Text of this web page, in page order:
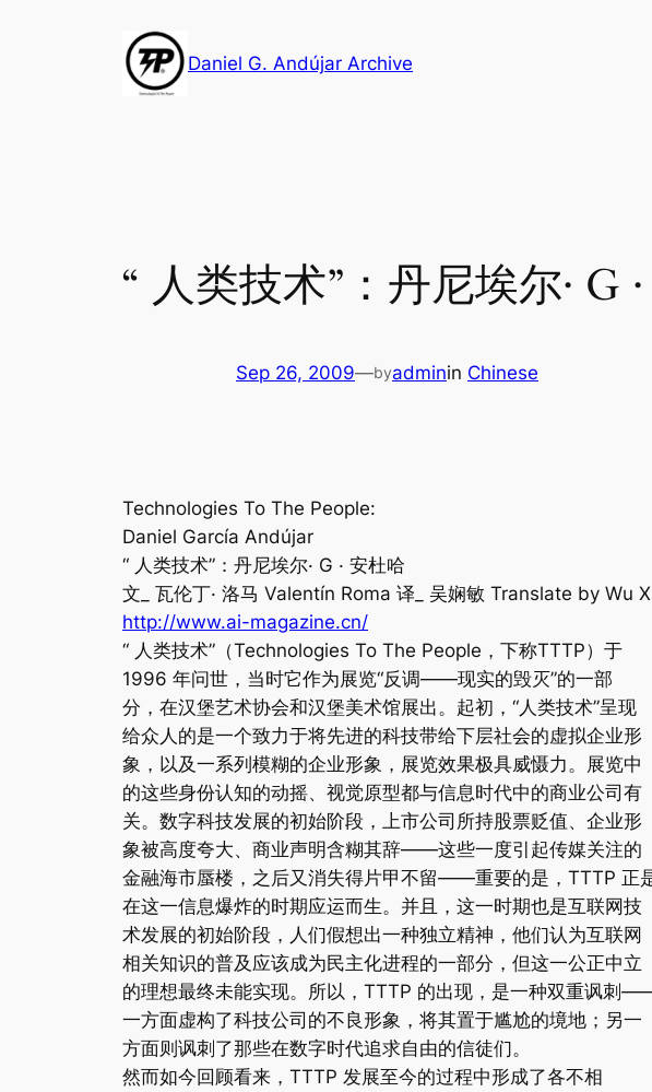
Daniel G. Andújar Archive
“ 人类技术”：丹尼埃尔· G
Sep 26, 2009—byadminin Chinese
Technologies To The People:
Daniel García Andújar
“ 人类技术”：丹尼埃尔· G · 安杜哈
文_ 瓦伦丁· 洛马 Valentín Roma 译_ 吴娴敏 Translate by
http://www.ai-magazine.cn/
“ 人类技术”（Technologies To The People，下称TTTP）于
1996 年问世，当时它作为展览“反调——现实的毁灭”的一部
分，在汉堡艺术协会和汉堡美术馆展出。起初，“人类技术”呈现
给众人的是一个致力于将先进的科技带给下层社会的虚拟企业形
象，以及一系列模糊的企业形象，展览效果极具威慑力。展览中
的这些身份认知的动摇、视觉原型都与信息时代中的商业公司有
关。数字科技发展的初始阶段，上市公司所持股票贬值、企业形
象被高度夸大、商业声明含糊其辞——这些一度引起传媒关注的
金融海市蜃楼，之后又消失得片甲不留——重要的是，TTTP 正
在这一信息爆炸的时期应运而生。并且，这一时期也是互联网技
术发展的初始阶段，人们假想出一种独立精神，他们认为互联网
相关知识的普及应该成为民主化进程的一部分，但这一公正中立
的理想最终未能实现。所以，TTTP 的出现，是一种双重讽刺
一方面虚构了科技公司的不良形象，将其置于尴尬的境地；另一
方面则讽刺了那些在数字时代追求自由的信徒们。
然而如今回顾看来，TTTP 发展至今的过程中形成了各不相